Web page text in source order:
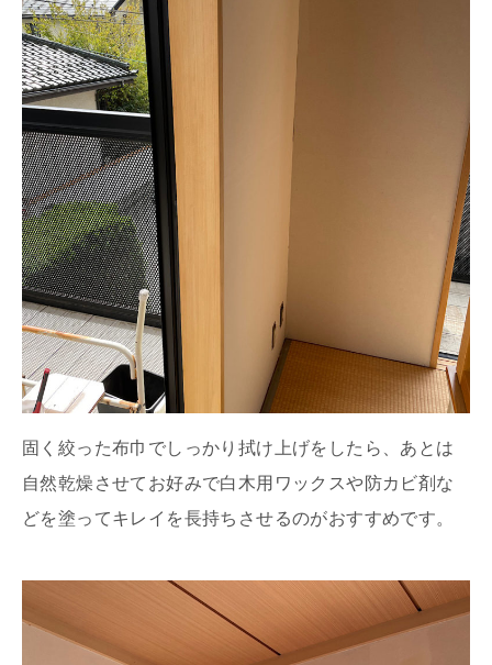
固く絞った布巾でしっかり拭け上げをしたら、あとは
自然乾燥させてお好みで白木用ワックスや防カビ剤な
どを塗ってキレイを長持ちさせるのがおすすめです。